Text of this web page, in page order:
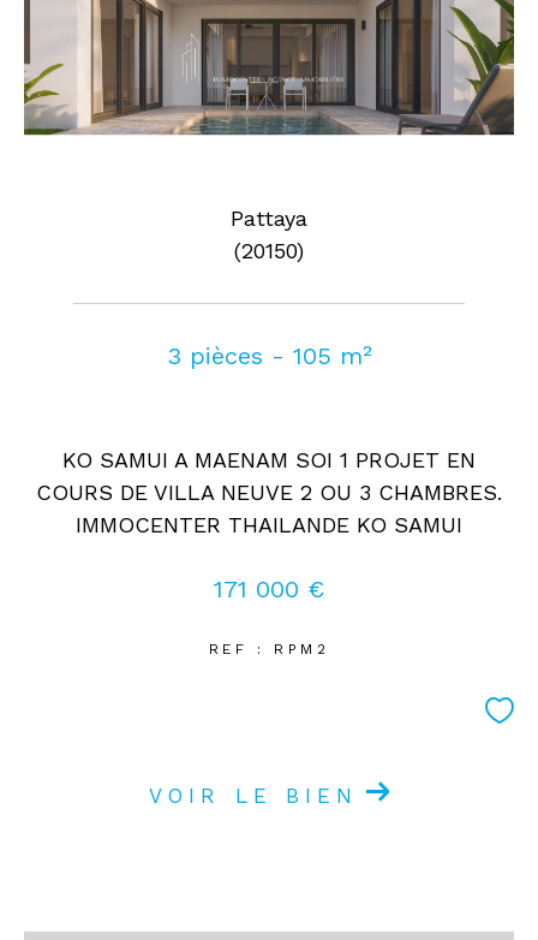
Pattaya
(20150)
3 pièces - 105 m²
KO SAMUI A MAENAM SOI 1 PROJET EN
COURS DE VILLA NEUVE 2 OU 3 CHAMBRES.
IMMOCENTER THAILANDE KO SAMUI
171 000 €
REF : RPM2
VOIR LE BIEN